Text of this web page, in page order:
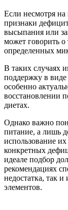
Если несмотря на
признаки
высыпания или
может говорить о
определенных
В таких случаях
поддержку в
особенно
восстановлении
диетах.
Однако важно
питание, а лишь
использование
конкретных
идеале подбор
рекомендациях
недостатка, так
элементов.